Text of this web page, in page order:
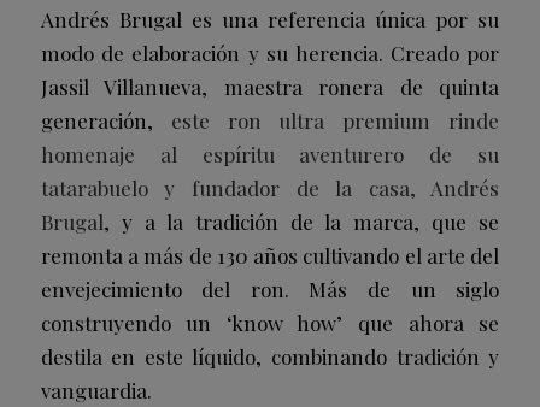
Andrés Brugal es una referencia única por su
modo de elaboración y su herencia. Creado por
Jassil Villanueva, maestra ronera de quinta
generación, este ron ultra premium rinde
homenaje al espíritu aventurero de su
tatarabuelo y fundador de la casa, Andrés
Brugal, y a la tradición de la marca, que se
remonta a más de 130 años cultivando el arte del
envejecimiento del ron. Más de un siglo
construyendo un ‘know how’ que ahora se
destila en este líquido, combinando tradición y
vanguardia.